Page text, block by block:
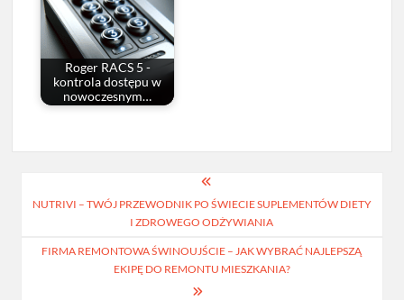
Roger RACS 5 -
kontrola dostępu w
nowoczesnym…
wpisu
NUTRIVI – TWÓJ PRZEWODNIK PO ŚWIECIE SUPLEMENTÓW DIETY
I ZDROWEGO ODŻYWIANIA
FIRMA REMONTOWA ŚWINOUJŚCIE – JAK WYBRAĆ NAJLEPSZĄ
EKIPĘ DO REMONTU MIESZKANIA?